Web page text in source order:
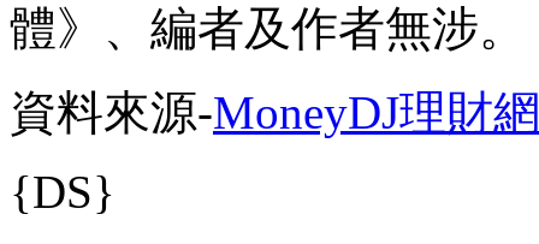
體》、編者及作者無涉。
資料來源-MoneyDJ理財網
{DS}